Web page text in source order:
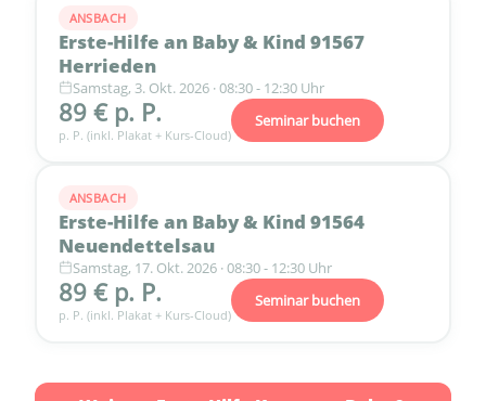
ANSBACH
Erste-Hilfe an Baby & Kind 91567
Herrieden
Samstag, 3. Okt. 2026 · 08:30 - 12:30 Uhr
89 € p. P.
p. P. (inkl. Plakat + Kurs-Cloud)
Seminar buchen
ANSBACH
Erste-Hilfe an Baby & Kind 91564
Neuendettelsau
Samstag, 17. Okt. 2026 · 08:30 - 12:30 Uhr
89 € p. P.
p. P. (inkl. Plakat + Kurs-Cloud)
Seminar buchen